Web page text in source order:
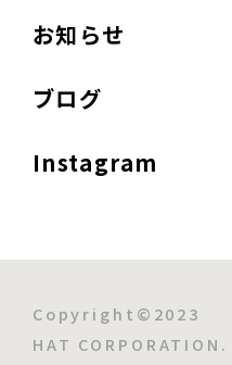
お知らせ
ブログ
Instagram
Copyright©2023
HAT